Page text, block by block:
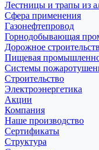
Лестницы и трапы из
Сфера применения
Газонефтепровод
Горнодобывающая
Дорожное
Пищевая
Системы
Строительство
Электроэнергетика
Акции
Компания
Наше производство
Сертификаты
Структура